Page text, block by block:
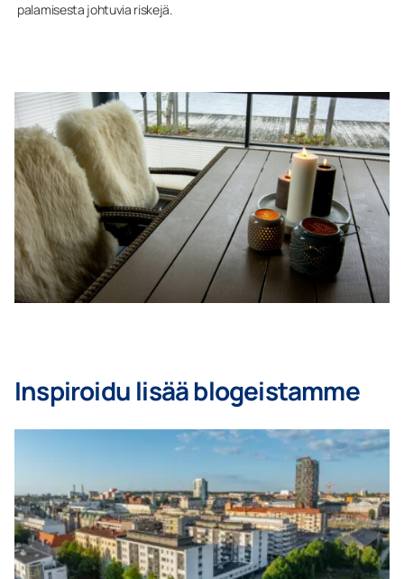
palamisesta johtuvia riskejä.
Inspiroidu lisää blogeistamme